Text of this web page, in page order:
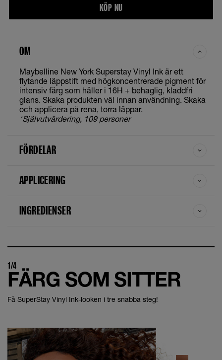
KÖP NU
OM
Maybelline New York Superstay Vinyl Ink är ett
flytande läppstift med högkoncentrerade pigment för
intensiv färg som håller i 16H + behaglig, kladdfri
glans. Skaka produkten väl innan användning. Skaka
och applicera på rena, torra läppar.
*Självutvärdering, 109 personer
FÖRDELAR
APPLICERING
INGREDIENSER
1/4
FÄRG SOM SITTER
Få SuperStay Vinyl Ink-looken i tre snabba steg!